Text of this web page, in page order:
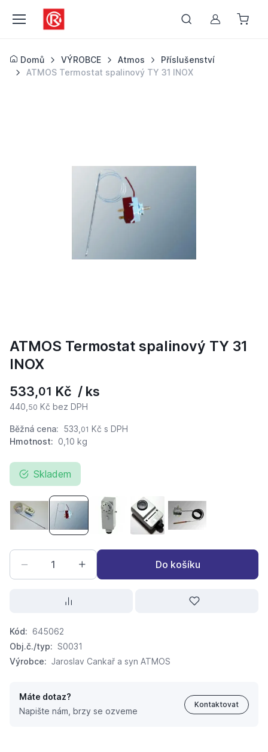
Můj účet
Domů VÝROBCE Atmos
Příslušenství
ATMOS Termostat spalinový TY 31 INOX
ATMOS Termostat spalinový TY 31
INOX
533,01 Kč / ks
440, 50 Kč bez DPH
Běžná cena: 533, 01 Kč s DPH
Hmotnost: 0,10 kg
Skladem
ATMOS Termostat spalinový pro DCxx GSX s delší
ATMOS Termostat spalinový TY 31 INOX
ATMOS Termostat příložný-čerpadlo
ATMOS Termostat přílozný
ATMOS Termostat
Do košíku
Kód: 645062
Obj.č./typ: S0031
Výrobce: Jaroslav Cankař a syn ATMOS
Máte dotaz?
Napište nám, brzy se ozveme
Kontaktovat